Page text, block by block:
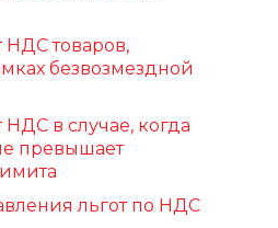
товаров,
безвозмездной
в случае, когда
превышает
льгот по НДС